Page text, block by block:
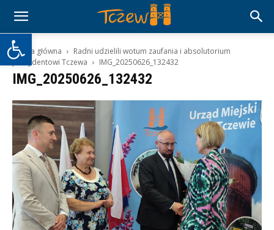
Otwórz pasek narzędzi
Strona główna
Radni udzielili wotum zaufania i absolutorium
prezydentowi Tczewa
IMG_20250626_132432
IMG_20250626_132432